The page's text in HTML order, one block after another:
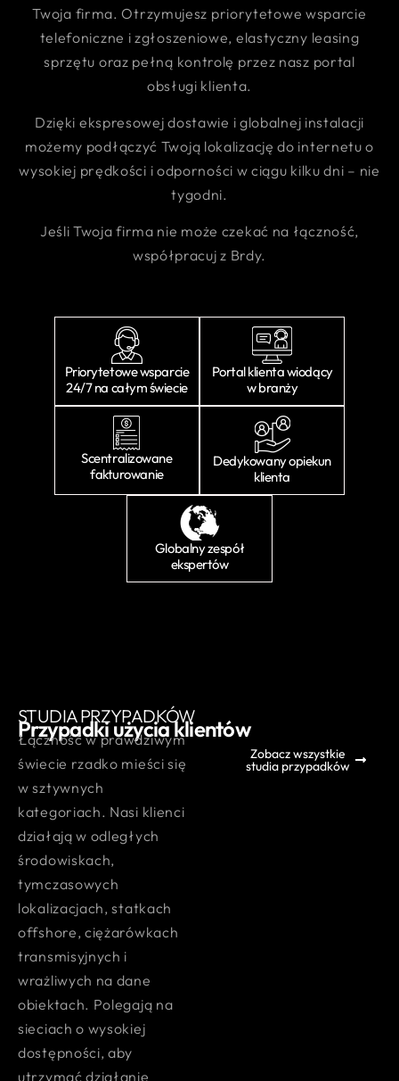
Twoja firma. Otrzymujesz priorytetowe wsparcie
telefoniczne i zgłoszeniowe, elastyczny leasing
sprzętu oraz pełną kontrolę przez nasz portal
obsługi klienta.
Dzięki ekspresowej dostawie i globalnej instalacji
możemy podłączyć Twoją lokalizację do internetu o
wysokiej prędkości i odporności w ciągu kilku dni – nie
tygodni.
Jeśli Twoja firma nie może czekać na łączność,
współpracuj z Brdy.
Priorytetowe wsparcie
24/7 na całym świecie
Portal klienta wiodący
w branży
Scentralizowane
fakturowanie
Dedykowany opiekun
klienta
Globalny zespół
ekspertów
STUDIA PRZYPADKÓW
Przypadki użycia klientów
Łączność w prawdziwym
świecie rzadko mieści się
w sztywnych
kategoriach. Nasi klienci
działają w odległych
środowiskach,
tymczasowych
lokalizacjach, statkach
offshore, ciężarówkach
transmisyjnych i
wrażliwych na dane
obiektach. Polegają na
sieciach o wysokiej
dostępności, aby
utrzymać działanie
Zobacz wszystkie
studia przypadków